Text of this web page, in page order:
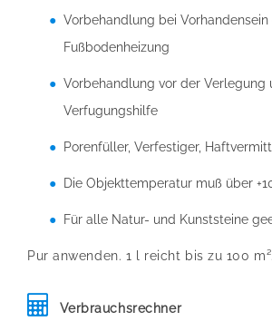
Vorbehandlung bei Vorhandensein
Fußbodenheizung
Vorbehandlung vor der Verlegung
Verfugungshilfe
Porenfüller, Verfestiger,
Die Objekttemperatur muß über
Für alle Natur- und Kunststeine
Pur anwenden. 1 l reicht bis zu 100 m².
Verbrauchsrechner